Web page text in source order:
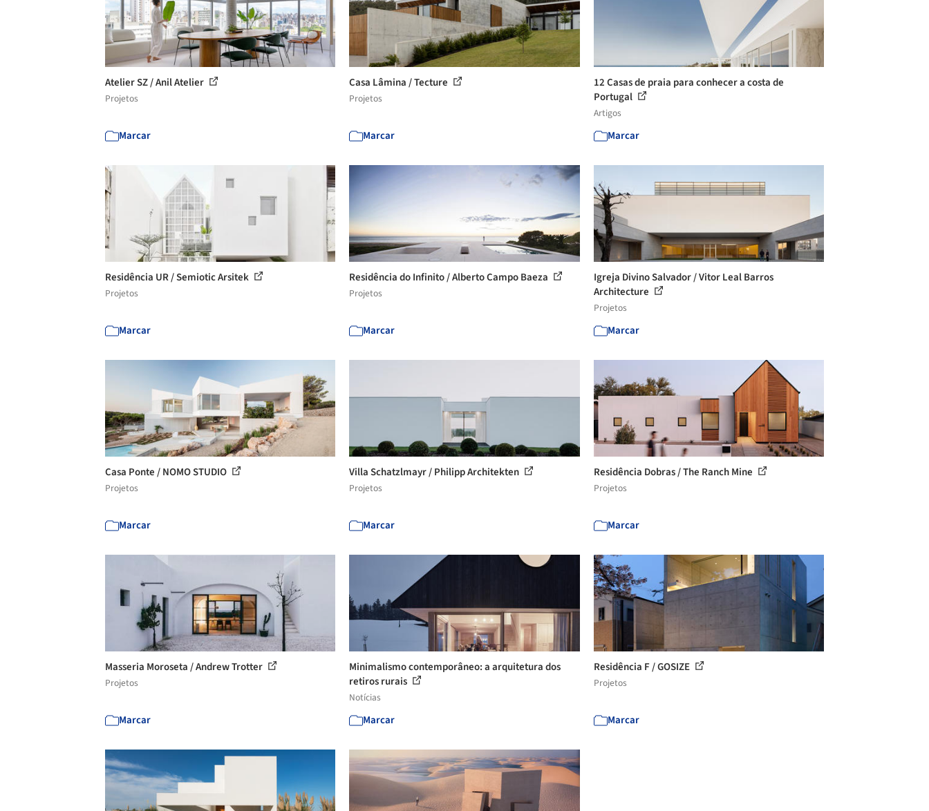
Atelier SZ / Anil Atelier
Projetos
Marcar
Casa Lâmina / Tecture
Projetos
Marcar
12 Casas de praia para conhecer a costa de
Portugal
Artigos
Marcar
Residência UR / Semiotic Arsitek
Projetos
Marcar
Residência do Infinito / Alberto Campo Baeza
Projetos
Marcar
Igreja Divino Salvador / Vitor Leal Barros
Architecture
Projetos
Marcar
Casa Ponte / NOMO STUDIO
Projetos
Marcar
Villa Schatzlmayr / Philipp Architekten
Projetos
Marcar
Residência Dobras / The Ranch Mine
Projetos
Marcar
Masseria Moroseta / Andrew Trotter
Projetos
Marcar
Minimalismo contemporâneo: a arquitetura dos
retiros rurais
Notícias
Marcar
Residência F / GOSIZE
Projetos
Marcar